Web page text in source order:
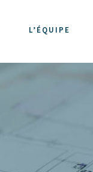
L’ÉQUIPE